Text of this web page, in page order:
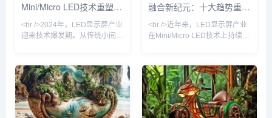
能10万片。业内普遍认为，这
Micro LED新品，其中110英寸
Mini/Micro LED技术重塑显
示新格局
<br />2024年，LED显示屏产业
迎来技术爆发期。从传统小间距
变革。据最新行业报道，多家头
部企业已实现Mini LED背光显
示器的量产，其亮度、对比度和
色彩表现力均超越传统LCD，甚
至在某些维度上可与OLED抗
融合新纪元：十大趋势重塑
数字视觉生态
<br />近年来，LED显示屏产业
在Mini/Micro LED技术上持续突
率超过99.9%，间距低于P0.3的
超微显示屏开始进入高端商用市
场。同时，巨量转移技术效率提
升十倍以上，使得大尺寸超高清
LED显示面板的成本下降约